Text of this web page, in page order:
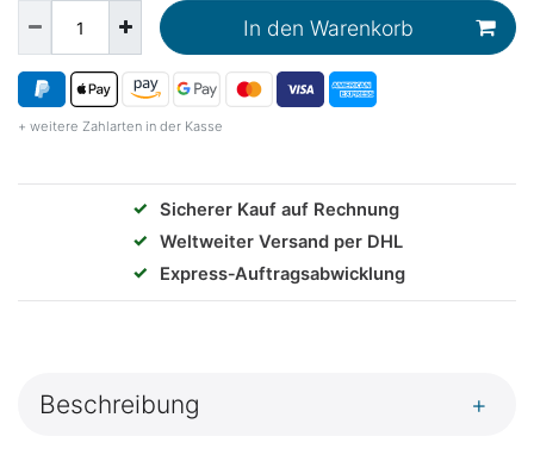
In den Warenkorb
+ weitere Zahlarten in der Kasse
✓
Sicherer Kauf auf Rechnung
✓
Weltweiter Versand per DHL
✓
Express‑Auftragsabwicklung
Beschreibung +